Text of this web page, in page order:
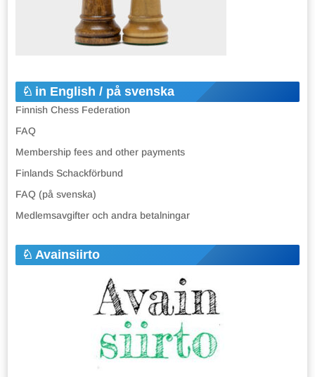
in English / på svenska
Finnish Chess Federation
FAQ
Membership fees and other payments
Finlands Schackförbund
FAQ (på svenska)
Medlemsavgifter och andra betalningar
Avainsiirto